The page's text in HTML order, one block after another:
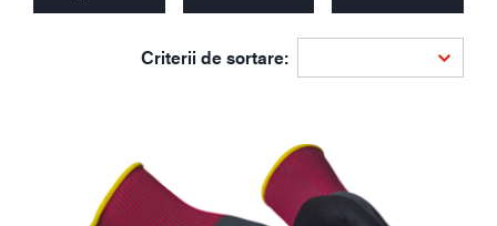
Criterii de sortare: